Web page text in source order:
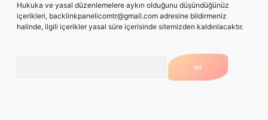
Hukuka ve yasal düzenlemelere aykırı olduğunu düşündüğünüz
içerikleri, backlinkpanelicomtr@gmail.com adresine bildirmeniz
halinde, ilgili içerikler yasal süre içerisinde sitemizden kaldırılacaktır.